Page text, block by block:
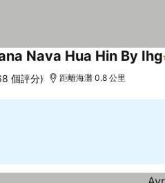
Nava Hua Hin By Ihg
個評分) 距離海灘 0.8 公里